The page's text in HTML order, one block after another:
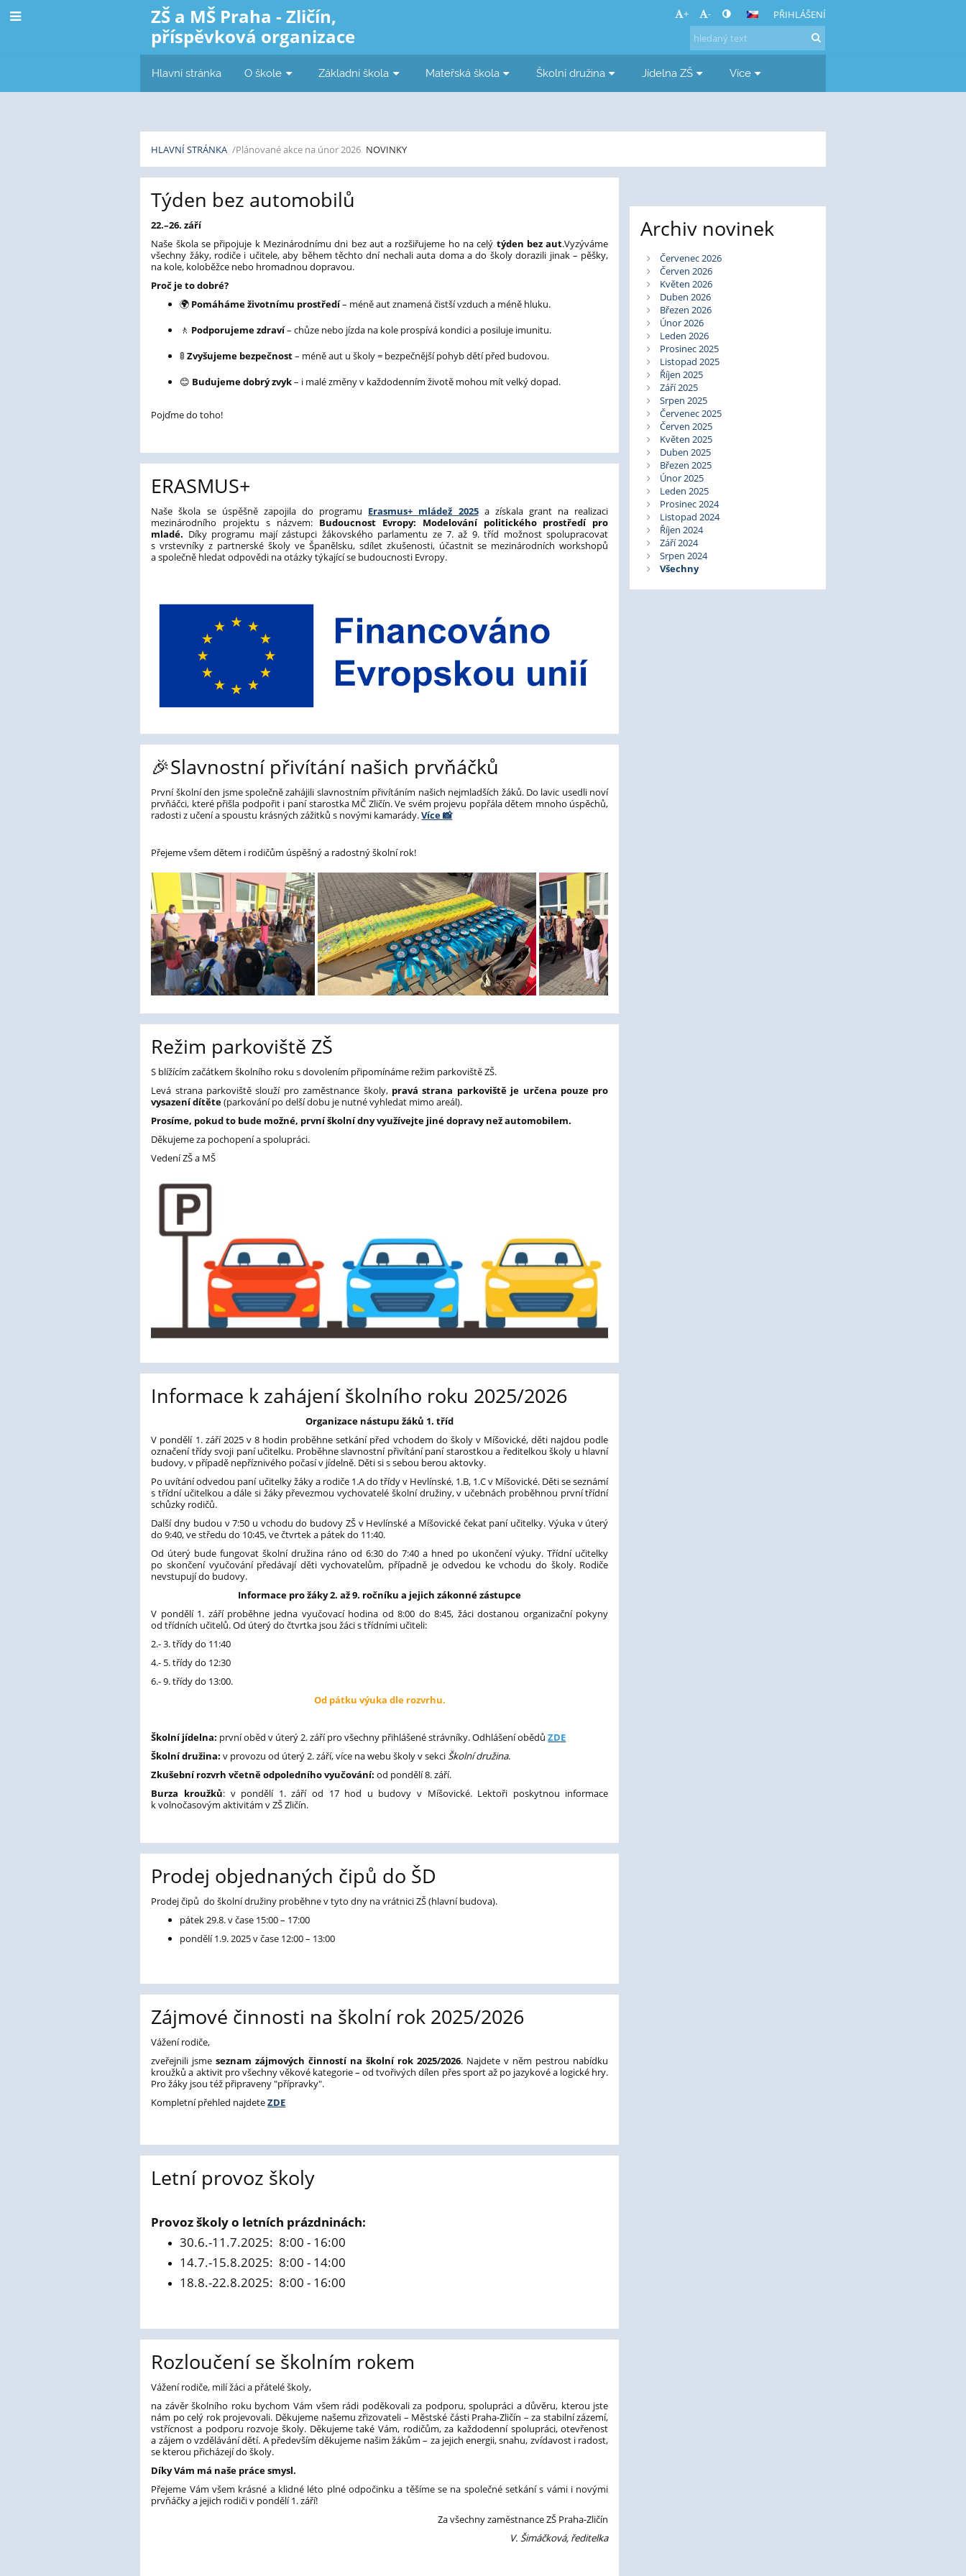
ZŠ a MŠ Praha - Zličín,
příspěvková organizace
+ - PŘIHLÁŠENÍ
Hlavní stránka O škole Základní škola Mateřská škola Školní družina Jídelna ZŠ Více
HLAVNÍ STRÁNKA /Plánované akce na únor 2026 NOVINKY
Novinky
Týden bez automobilů
22.–26. září
Naše škola se připojuje k Mezinárodnímu dni bez aut a rozšiřujeme ho na celý týden bez aut.Vyzýváme
všechny žáky, rodiče i učitele, aby během těchto dní nechali auta doma a do školy dorazili jinak – pěšky,
na kole, koloběžce nebo hromadnou dopravou.
Proč je to dobré?
🌍 Pomáháme životnímu prostředí– méně aut znamená čistší vzduch a méně hluku.
🚶 Podporujeme zdraví– chůze nebo jízda na kole prospívá kondici a posiluje imunitu.
🚦 Zvyšujeme bezpečnost– méně aut u školy = bezpečnější pohyb dětí před budovou.
😊 Budujeme dobrý zvyk– i malé změny v každodenním životě mohou mít velký dopad.
Pojďme do toho!
ERASMUS+
Naše škola se úspěšně zapojila do programu Erasmus+ mládež 2025 a získala grant na realizaci
mezinárodního projektu s názvem: Budoucnost Evropy: Modelování politického prostředí pro
mladé. Díky programu mají zástupci žákovského parlamentu ze 7. až 9. tříd možnost spolupracovat
s vrstevníky z partnerské školy ve Španělsku, sdílet zkušenosti, účastnit se mezinárodních workshopů
a společně hledat odpovědi na otázky týkající se budoucnosti Evropy.
🎉Slavnostní přivítání našich prvňáčků
První školní den jsme společně zahájili slavnostním přivítáním našich nejmladších žáků. Do lavic usedli noví
prvňáčci, které přišla podpořit i paní starostka MČ Zličín. Ve svém projevu popřála dětem mnoho úspěchů,
radosti z učení a spoustu krásných zážitků s novými kamarády.Více 📸
Přejeme všem dětem i rodičům úspěšný a radostný školní rok!
Režim parkoviště ZŠ
S blížícím začátkem školního roku s dovolením připomínáme režim parkoviště ZŠ.
Levá strana parkoviště slouží pro zaměstnance školy, pravá strana parkoviště je určena pouze pro
vysazení dítěte(parkování po delší dobu je nutné vyhledat mimo areál).
Prosíme, pokud to bude možné, první školní dny využívejte jiné dopravy než automobilem.
Děkujeme za pochopení a spolupráci.
Vedení ZŠ a MŠ
Informace k zahájení školního roku 2025/2026
Organizace nástupu žáků 1. tříd
V pondělí 1. září 2025 v 8 hodin proběhne setkání před vchodem do školy v Míšovické, děti najdou podle
označení třídy svoji paní učitelku. Proběhne slavnostní přivítání paní starostkou a ředitelkou školy u hlavní
budovy, v případě nepříznivého počasí v jídelně. Děti si s sebou berou aktovky.
Po uvítání odvedou paní učitelky žáky a rodiče 1.A do třídy v Hevlínské, 1.B, 1.C v Míšovické. Děti se seznámí
s třídní učitelkou a dále si žáky převezmou vychovatelé školní družiny, v učebnách proběhnou první třídní
schůzky rodičů.
Další dny budou v 7:50 u vchodu do budovy ZŠ v Hevlínské a Míšovické čekat paní učitelky. Výuka v úterý
do 9:40, ve středu do 10:45, ve čtvrtek a pátek do 11:40.
Od úterý bude fungovat školní družina ráno od 6:30 do 7:40 a hned po ukončení výuky. Třídní učitelky
po skončení vyučování předávají děti vychovatelům, případně je odvedou ke vchodu do školy. Rodiče
nevstupují do budovy.
Informace pro žáky 2. až 9. ročníku a jejich zákonné zástupce
V pondělí 1. září proběhne jedna vyučovací hodina od 8:00 do 8:45, žáci dostanou organizační pokyny
od třídních učitelů. Od úterý do čtvrtka jsou žáci s třídními učiteli:
2.- 3. třídy do 11:40
4.- 5. třídy do 12:30
6.- 9. třídy do 13:00.
Od pátku výuka dle rozvrhu.
Školní jídelna: první oběd v úterý 2. září pro všechny přihlášené strávníky. Odhlášení obědůZDE
Školní družina: v provozu od úterý 2. září, více na webu školy v sekciŠkolní družina.
Zkušební rozvrh včetně odpoledního vyučování: od pondělí 8. září.
Burza kroužků: v pondělí 1. září od 17 hod u budovy v Míšovické. Lektoři poskytnou informace
k volnočasovým aktivitám v ZŠ Zličín.
Prodej objednaných čipů do ŠD
Prodej čipů do školní družiny proběhne v tyto dny na vrátnici ZŠ (hlavní budova).
pátek 29.8. v čase 15:00 – 17:00
pondělí 1.9. 2025 v čase 12:00 – 13:00
Zájmové činnosti na školní rok 2025/2026
Vážení rodiče,
zveřejnili jsmeseznam zájmových činností na školní rok 2025/2026. Najdete v něm pestrou nabídku
kroužků a aktivit pro všechny věkové kategorie – od tvořivých dílen přes sport až po jazykové a logické hry.
Pro žáky jsou též připraveny "přípravky".
Kompletní přehled najdeteZDE
Letní provoz školy
Provoz školy o letních prázdninách:
30.6.-11.7.2025: 8:00 - 16:00
14.7.-15.8.2025: 8:00 - 14:00
18.8.-22.8.2025: 8:00 - 16:00
Rozloučení se školním rokem
Vážení rodiče, milí žáci a přátelé školy,
na závěr školního roku bychom Vám všem rádi poděkovali za podporu, spolupráci a důvěru, kterou jste
nám po celý rok projevovali. Děkujeme našemu zřizovateli – Městské části Praha-Zličín – za stabilní zázemí,
vstřícnost a podporu rozvoje školy. Děkujeme také Vám, rodičům, za každodenní spolupráci, otevřenost
a zájem o vzdělávání dětí. A především děkujeme našim žákům – za jejich energii, snahu, zvídavost i radost,
se kterou přicházejí do školy.
Díky Vám má naše práce smysl.
Přejeme Vám všem krásné a klidné léto plné odpočinku a těšíme se na společné setkání s vámi i novými
prvňáčky a jejich rodiči v pondělí 1. září!
Za všechny zaměstnance ZŠ Praha-Zličín
V. Šimáčková, ředitelka
Archiv novinek
Červenec 2026
Červen 2026
Květen 2026
Duben 2026
Březen 2026
Únor 2026
Leden 2026
Prosinec 2025
Listopad 2025
Říjen 2025
Září 2025
Srpen 2025
Červenec 2025
Červen 2025
Květen 2025
Duben 2025
Březen 2025
Únor 2025
Leden 2025
Prosinec 2024
Listopad 2024
Říjen 2024
Září 2024
Srpen 2024
Všechny